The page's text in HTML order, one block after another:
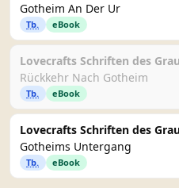
Gotheim An Der Ur
Tb. eBook
Lovecrafts Schriften des
Rückkehr Nach Gotheim
Tb. eBook
Lovecrafts Schriften des
Gotheims Untergang
Tb. eBook